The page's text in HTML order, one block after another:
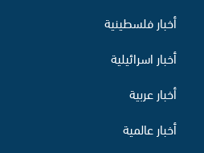
أخبار فلسطينية
أخبار اسرائيلية
أخبار عربية
أخبار عالمية